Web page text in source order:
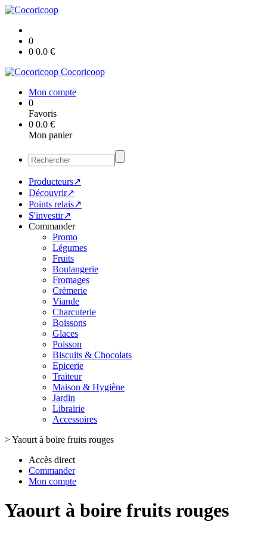
0
0 0.0 €
Cocoricoop
Mon compte
0
Favoris
0 0.0 €
Mon panier
Producteurs↗
Découvrir↗
Points relais↗
S'investir↗
Commander
Promo
Légumes
Fruits
Boulangerie
Fromages
Crèmerie
Viande
Charcuterie
Boissons
Glaces
Poisson
Biscuits & Chocolats
Epicerie
Traiteur
Maison & Hygiène
Jardin
Librairie
Accessoires
>Yaourt à boire fruits rouges
Accès direct
Commander
Mon compte
Yaourt à boire fruits rouges